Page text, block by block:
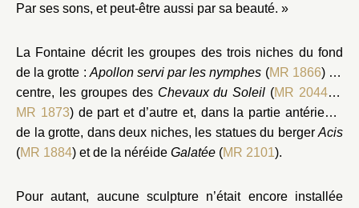
Par ses sons, et peut-être aussi par sa beauté. »
La Fontaine décrit les groupes des trois niches du fond
de la grotte : Apollon servi par les nymphes (MR 1866) au
centre, les groupes des Chevaux du Soleil (MR 2044et
MR 1873) de part et d’autre et, dans la partie antérieure
de la grotte, dans deux niches, les statues du berger Acis
(MR 1884) et de la néréide Galatée (MR 2101).
Pour autant, aucune sculpture n’était encore installée